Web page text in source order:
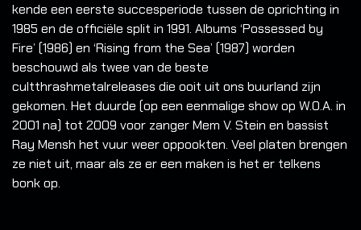
kende een eerste succesperiode tussen de oprichting in
1985 en de officiële split in 1991. Albums ‘Possessed by
Fire’ (1986) en ‘Rising from the Sea’ (1987) worden
beschouwd als twee van de beste
cultthrashmetalreleases die ooit uit ons buurland zijn
gekomen. Het duurde (op een eenmalige show op W.O.A. in
2001 na) tot 2009 voor zanger Mem V. Stein en bassist
Ray Mensh het vuur weer oppookten. Veel platen brengen
ze niet uit, maar als ze er een maken is het er telkens
bonk op.